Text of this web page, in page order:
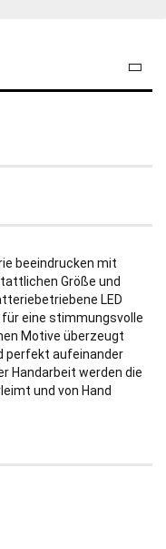
beeindrucken mit
Größe und
LED
eine stimmungsvolle
Motive überzeugt
perfekt aufeinander
Handarbeit werden die
und von Hand